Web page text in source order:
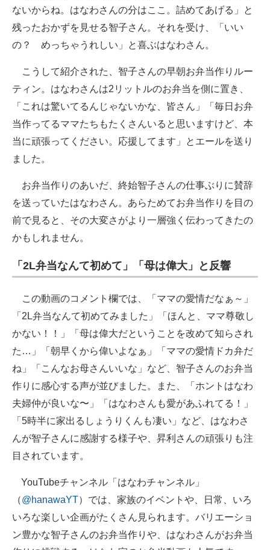
ないからね。はなわさんの分はここ。詰めてあげる」と
残ったおかずを見せる智子さん。それを受け、「いい
の？ めっちゃうれしい」と喜ぶはなわさん。
こうして紹介された、智子さんの早朝お弁当作りルー
ティン。はなわさんは2リットルのお弁当を側に置き、
「これは驚いてるんじゃないかな、皆さん」「毎日お弁
当作ってるママたちもたくさんいると思いますけど、本
当に頑張ってください。応援してます」とエールを送り
ました。
お弁当作りのあいだ、終始智子さんの仕事ぶりに賛辞
を送っていたはなわさん。あらためてお弁当作りを目の
前で見ると、その大変さがより一層強く伝わってきたの
かもしれません。
「2L弁当なんて初めて」「母は偉大」と反響
この動画のコメント欄では、「ママの愛情だなぁ～」
「2L弁当なんて初めてみました」「ほんと、ママ尊敬し
かない！！」「母は偉大だということを改めて知らされ
た…」「朝早くから偉いよなぁ」「ママの愛情ドカ弁だ
ね」「こんなお母さんいいな」など、智子さんのお弁当
作りに感心する声が並びました。また、「ホントはなわ
夫婦仲が良いな〜」「はなわさんも愛があふれてる！」
「5時半に家出るしょうりくんも凄い」など、はなわさ
んが智子さんに感謝する様子や、昇利さんの頑張りも注
目されています。
YouTubeチャンネル「はなわチャンネル」
（@hanawaYT）では、家族のイベントや、日常、いろ
いろな楽しい企画がたくさん見られます。バリエーショ
ン豊かな智子さんのお弁当作りや、はなわさんがお弁当